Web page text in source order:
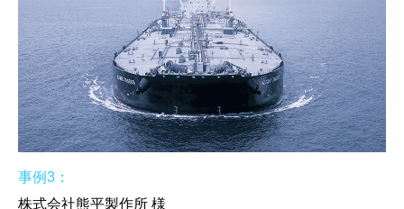
事例3：
株式会社熊平製作所 様